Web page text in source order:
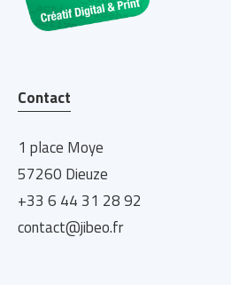
Contact
1 place Moye
57260 Dieuze
+33 6 44 31 28 92
contact@jibeo.fr